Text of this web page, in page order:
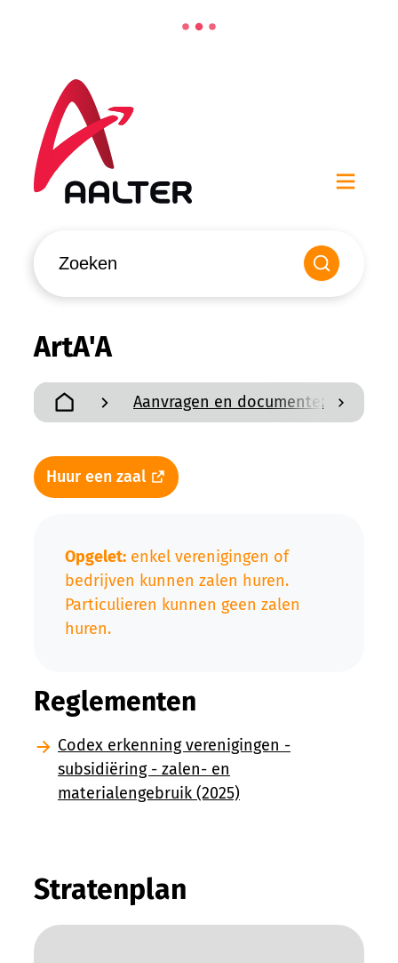
Aalter
Zoeken
ArtA'A
scroll
Startpagina
Aanvragen en documenten
Huur een zaal
Opgelet: enkel verenigingen of
bedrijven kunnen zalen huren.
Particulieren kunnen geen zalen
huren.
Reglementen
Codex erkenning verenigingen -
subsidiëring - zalen- en
materialengebruik (2025)
Stratenplan